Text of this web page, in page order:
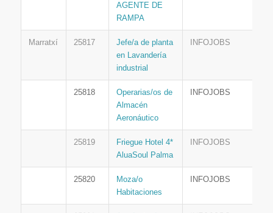
AGENTE DE
RAMPA
Marratxí 25817
Jefe/a de planta
en Lavandería
industrial
INFOJOBS
25818
Operarias/os de
Almacén
Aeronáutico
INFOJOBS
25819
Friegue Hotel 4*
AluaSoul Palma
INFOJOBS
25820
Moza/o
Habitaciones
INFOJOBS